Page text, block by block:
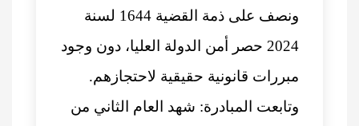
ونصف على ذمة القضية 1644 لسنة
2024 حصر أمن الدولة العليا، دون وجود
مبررات قانونية حقيقية لاحتجازهم.
وتابعت المبادرة: شهد العام الثاني من